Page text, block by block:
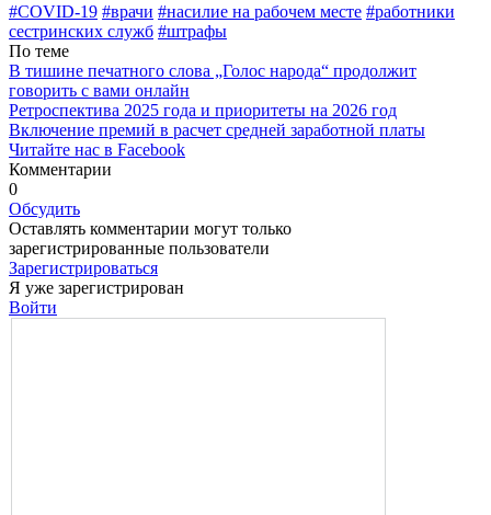
#COVID-19 #врачи #насилие на рабочем месте #работники
сестринских служб #штрафы
По теме
В тишине печатного слова „Голос народа“ продолжит
говорить с вами онлайн
Ретроспектива 2025 года и приоритеты на 2026 год
Включение премий в расчет средней заработной платы
Читайте нас в Facebook
Комментарии
0
Обсудить
Оставлять комментарии могут только
зарегистрированные пользователи
Зарегистрироваться
Я уже зарегистрирован
Войти